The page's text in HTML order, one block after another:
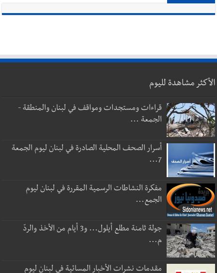
الأكثر مشاهدة لليوم
قراءات ومستجدات ومواقف في لبنان والمنطقة -
الجمعة ...
أسرار الصحف المحلية الصادرة في لبنان ليوم الجمعة
7...
مفكرة النشاطات الرسمية المقررة في لبنان ليوم
الجمع...
جولة ثامنة مطلع أيلول... و3 أيام من الأخذ والردّ
م...
مقدمات نشرات الأخبار المسائية في لبنان ليوم